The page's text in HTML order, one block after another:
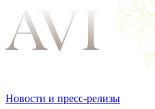
Новости и пресс-релизы